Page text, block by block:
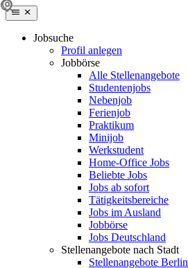
Jobsuche
Profil anlegen
Jobbörse
Alle Stellenangebote
Studentenjobs
Nebenjob
Ferienjob
Praktikum
Minijob
Werkstudent
Home-Office Jobs
Beliebte Jobs
Jobs ab sofort
Tätigkeitsbereiche
Jobs im Ausland
Jobbörse
Jobs Deutschland
Stellenangebote nach Stadt
Stellenangebote Berlin